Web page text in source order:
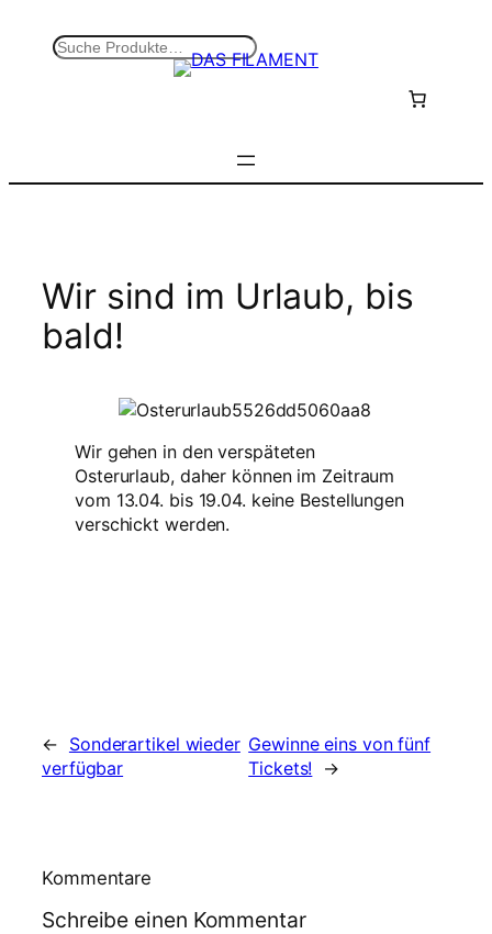
S
Wir sind im Urlaub, bis
bald!
Wir gehen in den verspäteten
Osterurlaub, daher können im Zeitraum
vom 13.04. bis 19.04. keine Bestellungen
verschickt werden.
← Sonderartikel wieder
verfügbar
Gewinne eins von fünf
Tickets!
→
Kommentare
Schreibe einen Kommentar